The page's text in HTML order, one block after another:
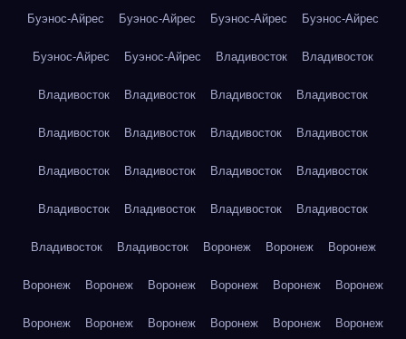
Буэнос-Айрес Буэнос-Айрес Буэнос-Айрес Буэнос-Айрес
Буэнос-Айрес Буэнос-Айрес Владивосток Владивосток
Владивосток Владивосток Владивосток Владивосток
Владивосток Владивосток Владивосток Владивосток
Владивосток Владивосток Владивосток Владивосток
Владивосток Владивосток Владивосток Владивосток
Владивосток Владивосток Воронеж Воронеж Воронеж
Воронеж Воронеж Воронеж Воронеж Воронеж Воронеж
Воронеж Воронеж Воронеж Воронеж Воронеж Воронеж